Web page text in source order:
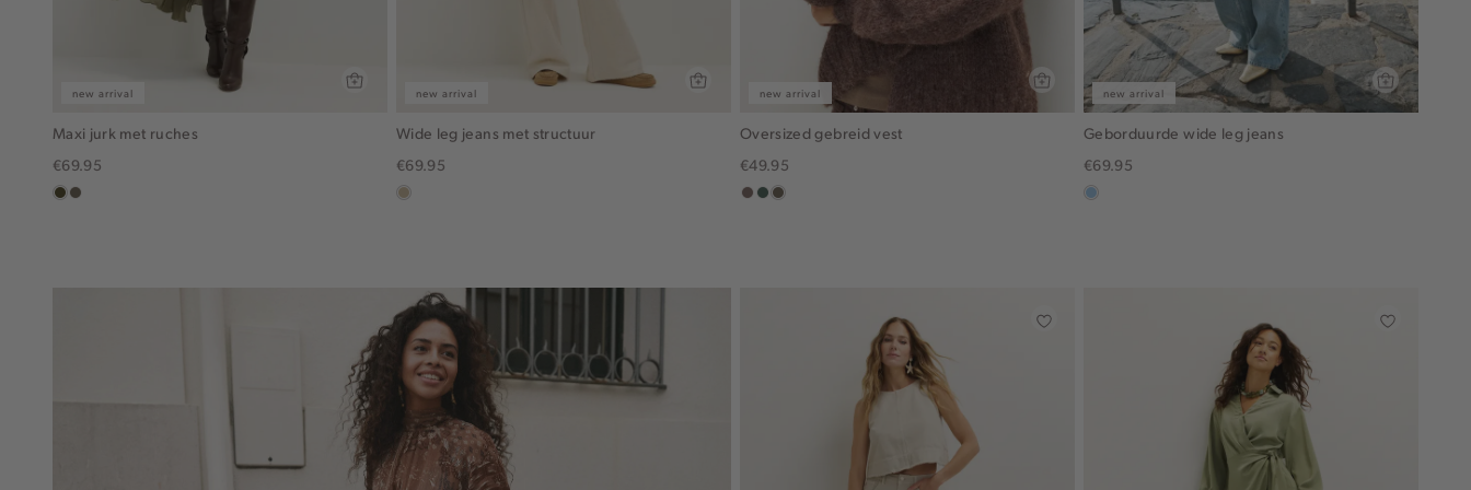
new arrival
Maxi jurk met ruches
€69.95
groen,
middenbruin
new arrival
Wide leg jeans met structuur
€69.95
lichtzand
new arrival
Oversized gebreid vest
€49.95
taupe
groen,
bruin
new arrival
Geborduurde wide leg jeans
€69.95
blauw,